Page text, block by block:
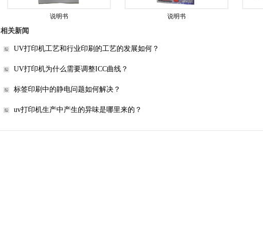
说明书 说明书
相关新闻
UV打印机工艺和行业印刷的工艺的发展如何？
UV打印机为什么需要调整ICC曲线？
标签印刷中的静电问题如何解决？
uv打印机生产中产生的异味是哪里来的？